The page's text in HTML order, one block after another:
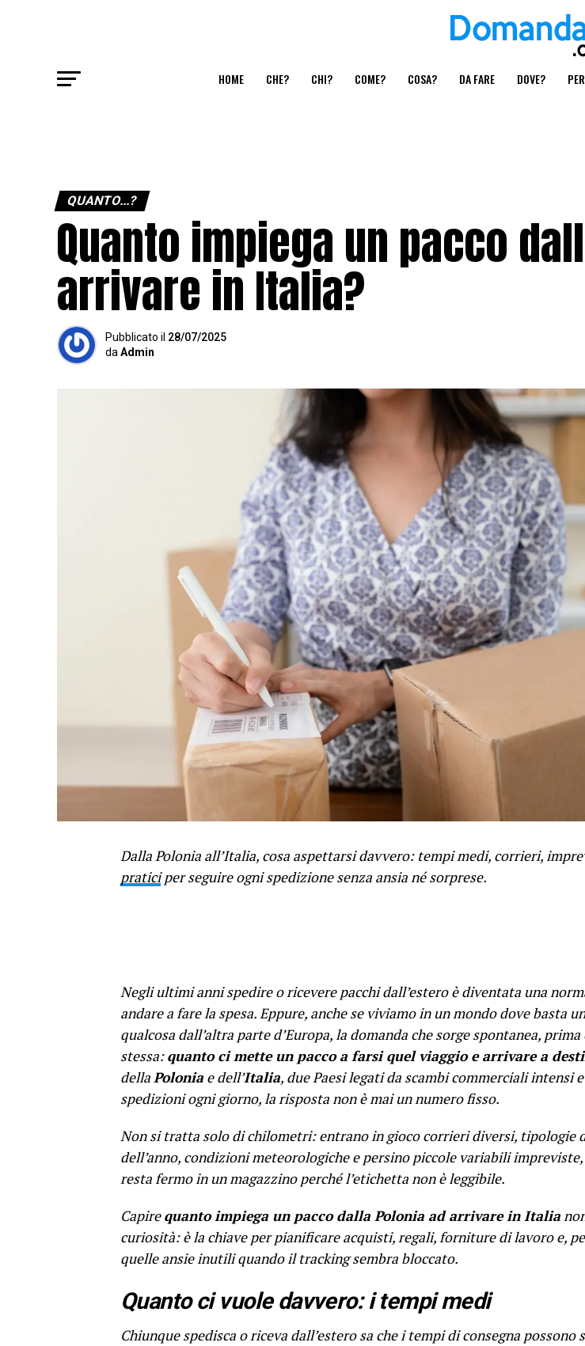
HOME CHE? CHI? COME? COSA? DA FARE DOVE?
QUANTO...?
Quanto impiega un pacco
arrivare in Italia?
Pubblicato il 28/07/2025
da Admin
Dalla Polonia all’Italia, cosa aspettarsi davvero: tempi medi, corrieri,
praticiper seguire ogni spedizione senza ansia né sorprese.
Negli ultimi anni spedire o ricevere pacchi dall’estero è diventata una
andare a fare la spesa. Eppure, anche se viviamo in un mondo dove basta
qualcosa dall’altra parte d’Europa, la domanda che sorge spontanea,
stessa:quanto ci mette un pacco a farsi quel viaggio e arrivare a
dellaPolonia e dell’Italia, due Paesi legati da scambi commerciali intensi
spedizioni ogni giorno, la risposta non è mai un numero fisso.
Non si tratta solo di chilometri: entrano in gioco corrieri diversi, tipologie
dell’anno, condizioni meteorologiche e persino piccole variabili impreviste,
resta fermo in un magazzino perché l’etichetta non è leggibile.
Capirequanto impiega un pacco dalla Polonia ad arrivare in Italia
curiosità: è la chiave per pianificare acquisti, regali, forniture di lavoro e,
quelle ansie inutili quando il tracking sembra bloccato.
Quanto ci vuole davvero: i tempi medi
Chiunque spedisca o riceva dall’estero sa che i tempi di consegna possono